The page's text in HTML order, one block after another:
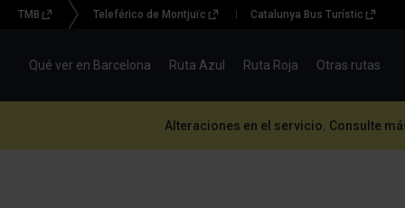
Menu
topbar
TMB Teleférico de Montjuïc Catalunya Bus Turístic
Qué ver en Barcelona Ruta Azul Ruta Roja Otras rutas
Alteraciones en el servicio. Consulte